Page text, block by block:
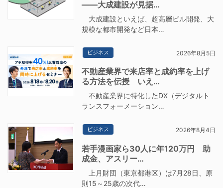
――大成建設が見据…
大成建設といえば、超高層ビル開発、大
規模な都市開発など日本…
ビジネス 2026年8月5日
不動産業界で来店率と成約率を上げ
る方法を伝授 いえ…
不動産業界に特化したDX（デジタルト
ランスフォーメーション…
ビジネス 2026年8月4日
若手漫画家ら30人に年120万円 助
成金、アスリー…
上月財団（東京都港区）は7月28日、原
則15～25歳の次代…